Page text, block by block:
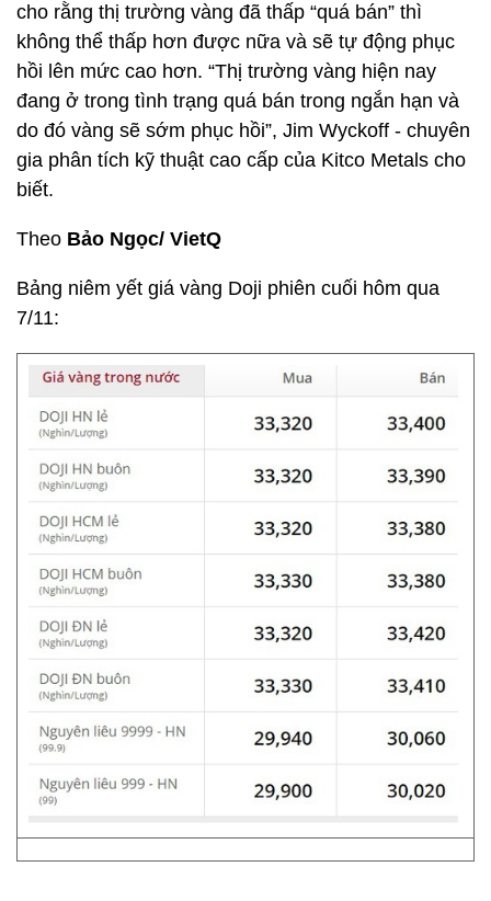
cho rằng thị trường vàng đã thấp “quá bán” thì
không thể thấp hơn được nữa và sẽ tự động phục
hồi lên mức cao hơn. “Thị trường vàng hiện nay
đang ở trong tình trạng quá bán trong ngắn hạn và
do đó vàng sẽ sớm phục hồi”, Jim Wyckoff - chuyên
gia phân tích kỹ thuật cao cấp của Kitco Metals cho
biết.
Theo Bảo Ngọc/ VietQ
Bảng niêm yết giá vàng Doji phiên cuối hôm qua
7/11: